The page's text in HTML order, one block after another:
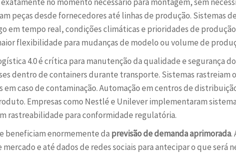
peças desde fornecedores até linhas de produção. Sistemas
em tempo real, condições climáticas e prioridades de
flexibilidade para mudanças de modelo ou volume de
4.0 é crítica para manutenção da qualidade e segurança
dentro de containers durante transporte. Sistemas
caso de contaminação. Automação em centros de
Empresas como Nestlé e Unilever implementaram
rastreabilidade para conformidade regulatória.
beneficiam enormemente da previsão de demanda aprimorada.
e até dados de redes sociais para antecipar o que será